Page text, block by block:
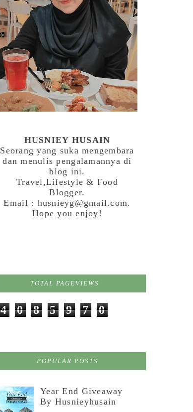
HUSNIEY HUSAIN
Seorang yang suka mengembara
dan menulis pengalamannya di
blog ini.
Travel,Lifestyle & Food
Blogger.
Email : husnieyg@gmail.com.
Hope you enjoy!
TOTAL PAGEVIEWS
4 0 8 5 9 7 0
POPULAR POSTS
Year End Giveaway
By Husnieyhusain